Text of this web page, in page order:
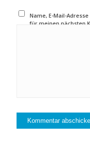
Name, E-Mail-
für meinen nächsten